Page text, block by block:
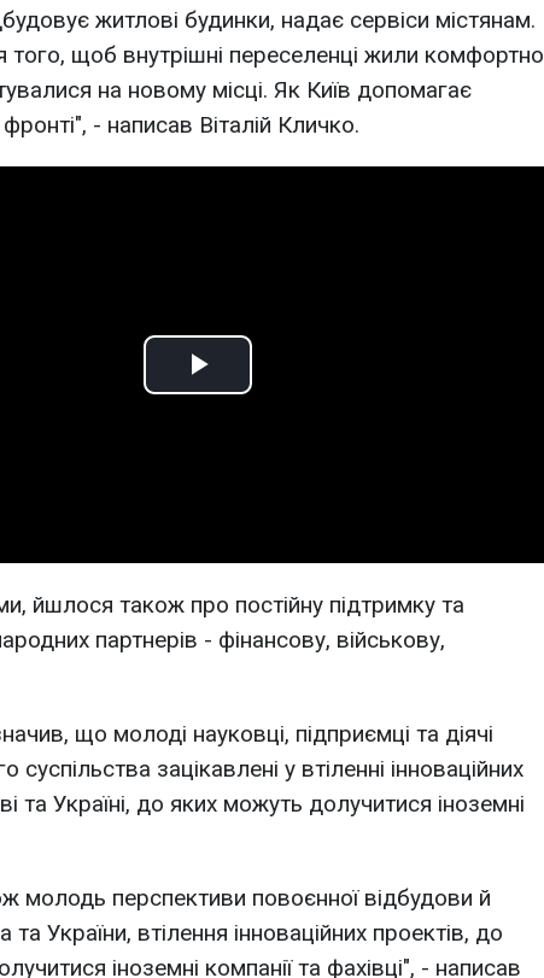
житлові будинки, надає сервіси містянам.
того, щоб внутрішні переселенці жили комфортно
на новому місці. Як Київ допомагає
- написав Віталій Кличко.
Play
йшлося також про постійну підтримку та
партнерів - фінансову, військову,
що молоді науковці, підприємці та діячі
суспільства зацікавлені у втіленні інноваційних
та Україні, до яких можуть долучитися іноземні
молодь перспективи повоєнної відбудови й
України, втілення інноваційних проектів, до
іноземні компанії та фахівці", - написав